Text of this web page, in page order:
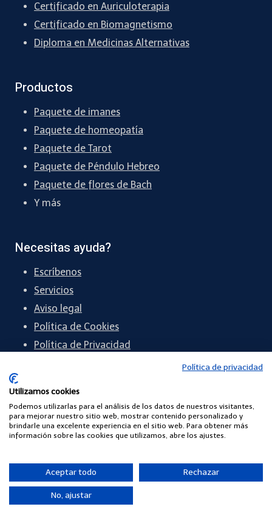
Certificado en Auriculoterapia
Certificado en Biomagnetismo
Diploma en Medicinas Alternativas
Productos
Paquete de imanes
Paquete de homeopatía
Paquete de Tarot
Paquete de Péndulo Hebreo
Paquete de flores de Bach
Y más
Necesitas ayuda?
Escríbenos
Servicios
Aviso legal
Política de Cookies
Política de Privacidad
Ubicación
México.
contacto@comunidadescuelasdigitales.com
Política de privacidad
Utilizamos cookies
Podemos utilizarlas para el análisis de los datos de nuestros visitantes,
para mejorar nuestro sitio web, mostrar contenido personalizado y
brindarle una excelente experiencia en el sitio web. Para obtener más
información sobre las cookies que utilizamos, abre los ajustes.
Aceptar todo Rechazar
No, ajustar